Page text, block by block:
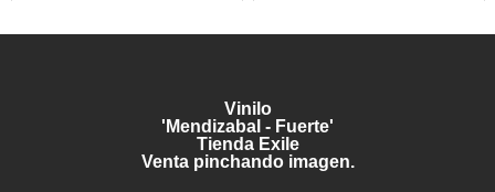
Vinilo
'Mendizabal - Fuerte'
Tienda Exile
Venta pinchando imagen.